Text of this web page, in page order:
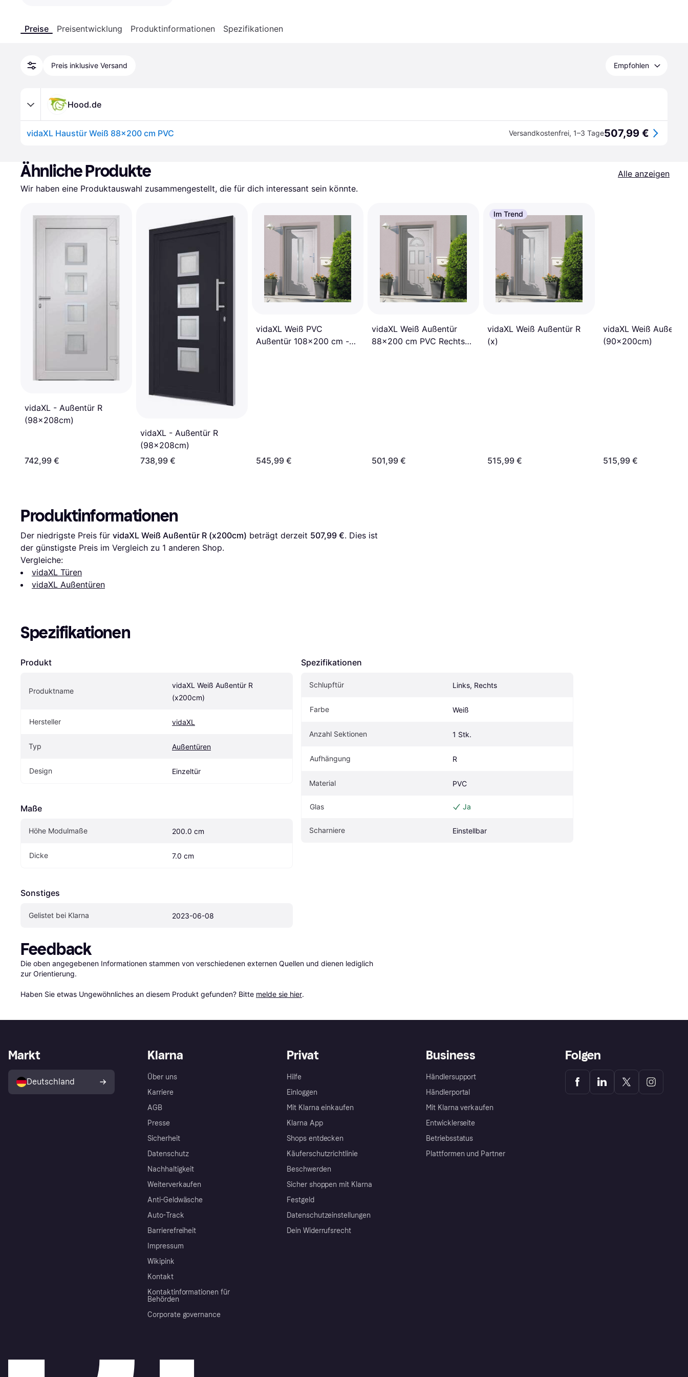
Preise Preisentwicklung Produktinformationen Spezifikationen
Preis inklusive Versand Empfohlen
Hood.de
vidaXL Haustür Weiß 88x200 cm PVC Versandkostenfrei, 1–3 Tage507,99 €
Ähnliche Produkte
Alle anzeigen
Wir haben eine Produktauswahl zusammengestellt, die für dich interessant sein könnte.
vidaXL - Außentür R
(98x208cm)
742,99 €
vidaXL - Außentür R
(98x208cm)
738,99 €
vidaXL Weiß PVC
Außentür 108x200 cm -
545,99 €
vidaXL Weiß Außentür
88x200 cm PVC Rechts
501,99 €
Im Trend
vidaXL Weiß Außentür R
(x)
515,99 €
vidaXL Weiß
(90x200cm)
515,99 €
Produktinformationen
Der niedrigste Preis für vidaXL Weiß Außentür R (x200cm) beträgt derzeit 507,99 €. Dies ist
der günstigste Preis im Vergleich zu 1 anderen Shop.
Vergleiche:
vidaXL Türen
vidaXL Außentüren
Spezifikationen
Produkt
Produktname
vidaXL Weiß Außentür R
(x200cm)
Hersteller vidaXL
Typ Außentüren
Design Einzeltür
Maße
Höhe Modulmaße 200.0 cm
Dicke 7.0 cm
Sonstiges
Gelistet bei Klarna 2023-06-08
Spezifikationen
Schlupftür Links, Rechts
Farbe Weiß
Anzahl Sektionen 1 Stk.
Aufhängung R
Material PVC
Glas Ja
Scharniere Einstellbar
Feedback
Die oben angegebenen Informationen stammen von verschiedenen externen Quellen und dienen lediglich
zur Orientierung.
Haben Sie etwas Ungewöhnliches an diesem Produkt gefunden? Bitte melde sie hier.
Klarna
Über uns
Karriere
AGB
Presse
Sicherheit
Datenschutz
Nachhaltigkeit
Weiterverkaufen
Anti-Geldwäsche
Auto-Track
Barrierefreiheit
Impressum
Wikipink
Kontakt
Kontaktinformationen für
Behörden
Corporate governance
Privat
Hilfe
Einloggen
Mit Klarna einkaufen
Klarna App
Shops entdecken
Käuferschutzrichtlinie
Beschwerden
Sicher shoppen mit Klarna
Festgeld
Datenschutzeinstellungen
Dein Widerrufsrecht
Business
Händlersupport
Händlerportal
Mit Klarna verkaufen
Entwicklerseite
Betriebsstatus
Plattformen und Partner
Markt
Deutschland
Folgen